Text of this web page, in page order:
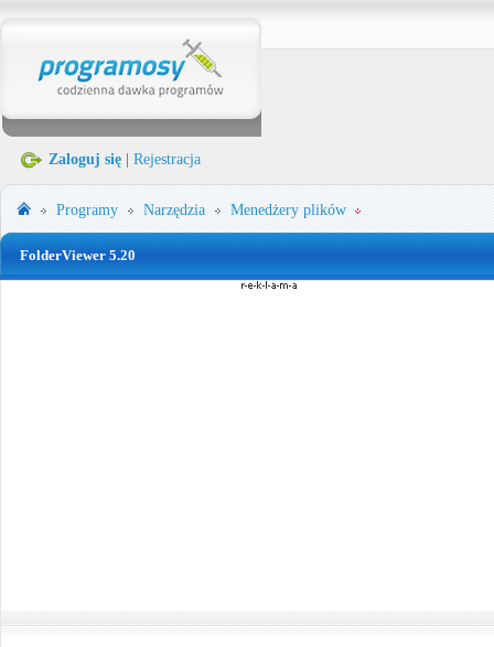
Zaloguj się Rejestracja
Programy Narzędzia Menedżery plików
FolderViewer 5.20